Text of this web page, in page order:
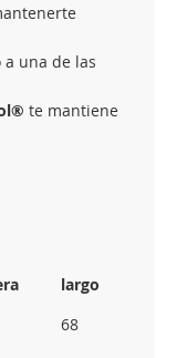
una de las
te mantiene
largo
68